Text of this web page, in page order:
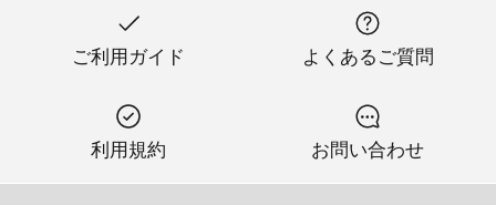
ご利用ガイド よくあるご質問
利用規約 お問い合わせ